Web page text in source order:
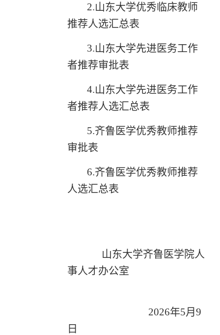
2.山东大学优秀临床教师
推荐人选汇总表
3.山东大学先进医务工作
者推荐审批表
4.山东大学先进医务工作
者推荐人选汇总表
5.齐鲁医学优秀教师推荐
审批表
6.齐鲁医学优秀教师推荐
人选汇总表
山东大学齐鲁医学院人
事人才办公室
2026年5月 9
日